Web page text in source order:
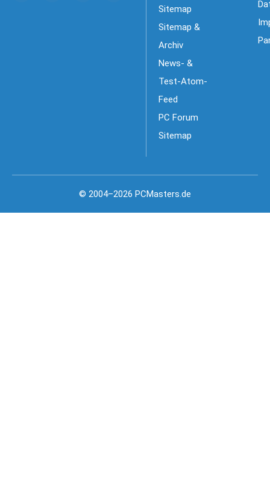
Sitemap
Sitemap &
Archiv
News- &
Test-Atom-
Feed
PC Forum
Sitemap
© 2004–2026 PCMasters.de